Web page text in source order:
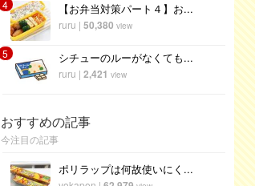
4 【お弁当対策パート４】お...
ruru | 50,380 view
5 シチューのルーがなくても...
ruru | 2,421 view
おすすめの記事
今注目の記事
ポリラップは何故使いにく...